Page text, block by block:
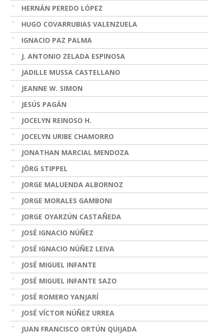
HERNÁN PEREDO LÓPEZ
HUGO COVARRUBIAS VALENZUELA
IGNACIO PAZ PALMA
J. ANTONIO ZELADA ESPINOSA
JADILLE MUSSA CASTELLANO
JEANNE W. SIMON
JESÚS PAGÁN
JOCELYN REINOSO H.
JOCELYN URIBE CHAMORRO
JONATHAN MARCIAL MENDOZA
JÖRG STIPPEL
JORGE MALUENDA ALBORNOZ
JORGE MORALES GAMBONI
JORGE OYARZÚN CASTAÑEDA
JOSÉ IGNACIO NÚÑEZ
JOSÉ IGNACIO NÚÑEZ LEIVA
JOSÉ MIGUEL INFANTE
JOSÉ MIGUEL INFANTE SAZO
JOSÉ ROMERO YANJARÍ
JOSÉ VÍCTOR NÚÑEZ URREA
JUAN FRANCISCO ORTÚN QUIJADA